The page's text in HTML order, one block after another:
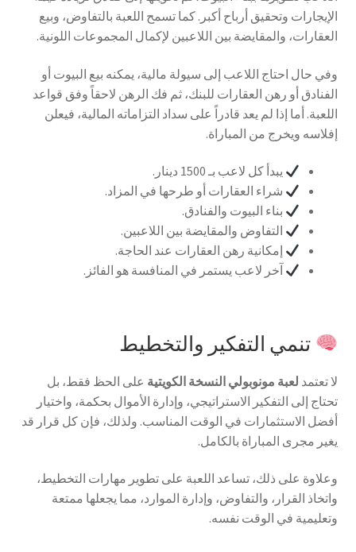
الإيجارات وتحقيق أرباح أكبر. كما تسمح اللعبة بالتفاوض، وبيع
العقارات، والمقايضة بين اللاعبين لإكمال المجموعات اللونية.
وفي حال احتاج اللاعب إلى سيولة مالية، يمكنه بيع البيوت أو
الفنادق أو رهن العقارات للبنك، ثم فك الرهن لاحقاً وفق قواعد
اللعبة. أما إذا لم يعد قادراً على سداد التزاماته المالية، فيعلن
إفلاسه ويخرج من المباراة.
يبدأ كل لاعب بـ 1500 دينار.
شراء العقارات أو طرحها في المزاد.
بناء البيوت والفنادق.
التفاوض والمقايضة بين اللاعبين.
إمكانية رهن العقارات عند الحاجة.
آخر لاعب يستمر في المنافسة هو الفائز.
تنمي التفكير والتخطيط
لا تعتمد لعبة مونوبولي النسخة الكويتية على الحظ فقط، بل
تحتاج إلى التفكير الاستراتيجي، وإدارة الأموال بحكمة، واختيار
أفضل الاستثمارات في الوقت المناسب. ولذلك، فإن كل قرار قد
يغير مجرى المباراة بالكامل.
وعلاوة على ذلك، تساعد اللعبة على تطوير مهارات التخطيط،
واتخاذ القرار، والتفاوض، وإدارة الموارد، مما يجعلها ممتعة
وتعليمية في الوقت نفسه.